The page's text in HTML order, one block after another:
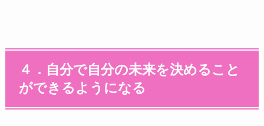
４．自分で自分の未来を決めること
ができるようになる